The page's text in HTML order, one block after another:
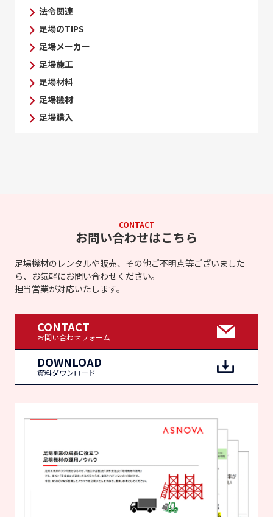
法令関連
足場のTIPS
足場メーカー
足場施工
足場材料
足場機材
足場購入
CONTACT
お問い合わせはこちら
足場機材のレンタルや販売、その他ご不明点等ございました
ら、お気軽にお問い合わせください。
担当営業が対応いたします。
DOWNLOAD
資料ダウンロード
CONTACT
お問い合わせフォーム